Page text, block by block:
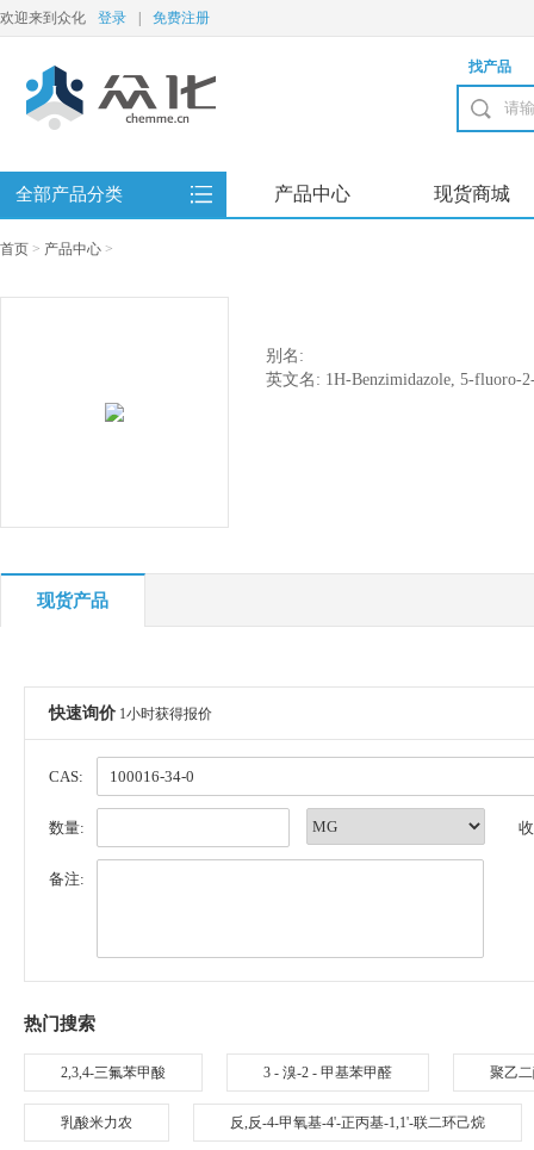
欢迎来到众化 登录 免费注册
找产品
全部产品分类 产品中心 现货商城
首页 > 产品中心 >
别名:
英文名: 1H-Benzimidazole, 5-fluoro-
现货产品
快速询价 1小时获得报价
CAS:
数量:
备注:
热门搜索
2,3,4-三氟苯甲酸 3 - 溴-2 - 甲基苯甲醛 聚乙
乳酸米力农 反,反-4-甲氧基-4'-正丙基-1,1'-联二环己烷